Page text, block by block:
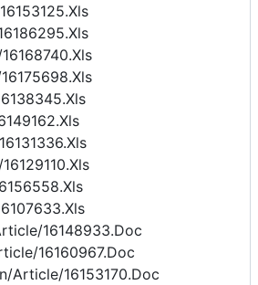
16148933.Doc
16160967.Doc
Article/16153170.Doc